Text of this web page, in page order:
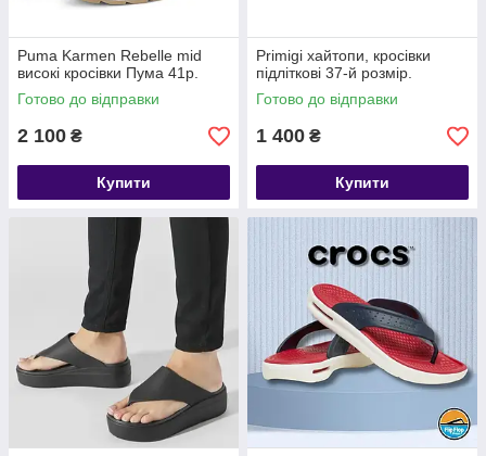
Puma Karmen Rebelle mid
високі кросівки Пума 41р.
Готово до відправки
2 100 ₴
Купити
Primigi хайтопи, кросівки
підліткові 37-й розмір.
Готово до відправки
1 400 ₴
Купити